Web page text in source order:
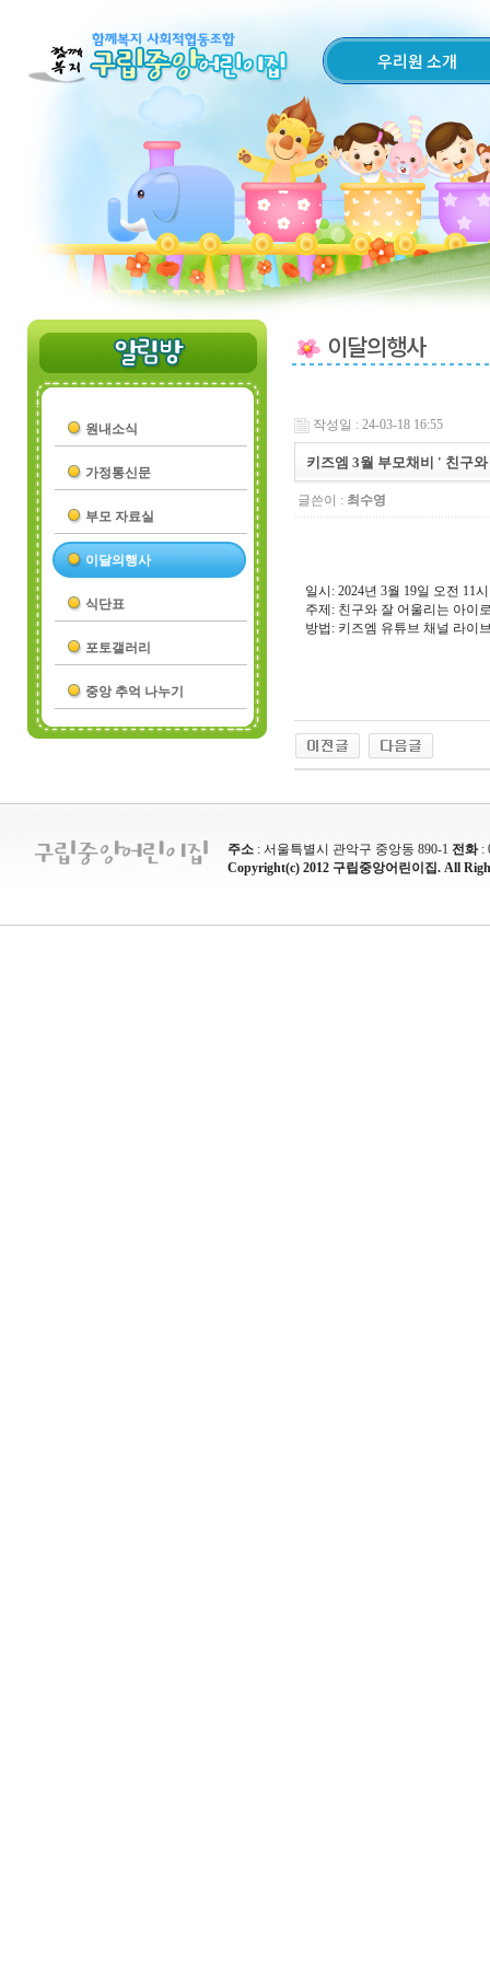
우리원 소개
원내소식
가정통신문
부모 자료실
이달의행사
식단표
포토갤러리
중앙 추억 나누기
이달의행사
작성일 : 24-03-18 16:55
키즈엠 3월 부모채비 ' 친구
글쓴이 : 최수영
일시: 2024년 3월 19일 오전 11시
주제: 친구와 잘 어울리는 아이
방법: 키즈엠 유튜브 채널 라이
주소 : 서울특별시 관악구 중앙동 890-1 전화:
Copyright(c) 2012 구립중앙어린이집. All